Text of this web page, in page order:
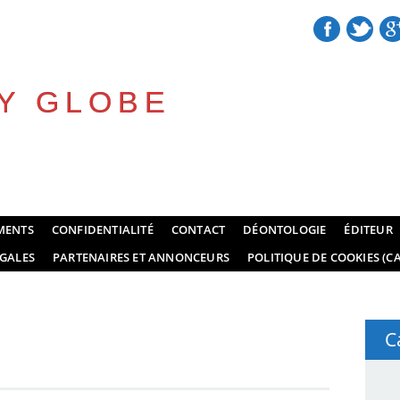
GLOBE
CONFIDENTIALITÉ CONTACT DÉONTOLOGIE
ÉDITEUR
PARTENAIRES ET ANNONCEURS POLITIQUE DE COOKIES